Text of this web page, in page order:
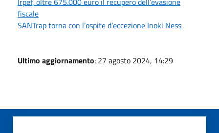
fiscale
SANTrap torna con l’ospite d’eccezione Inoki Ness
Ultimo aggiornamento: 27 agosto 2024, 14:29